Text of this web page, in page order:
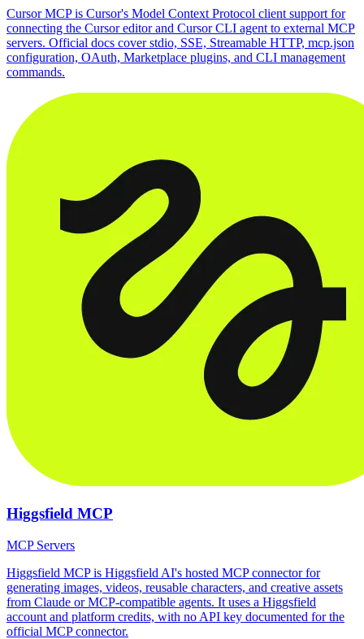
Cursor MCP is Cursor's Model Context Protocol client support for
connecting the Cursor editor and Cursor CLI agent to external MCP
servers. Official docs cover stdio, SSE, Streamable HTTP, mcp.json
configuration, OAuth, Marketplace plugins, and CLI management
commands.
Higgsfield MCP
MCP Servers
Higgsfield MCP is Higgsfield AI's hosted MCP connector for
generating images, videos, reusable characters, and creative assets
from Claude or MCP-compatible agents. It uses a Higgsfield
account and platform credits, with no API key documented for the
official MCP connector.